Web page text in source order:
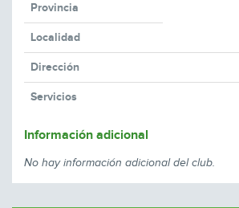
Provincia
Localidad
Dirección
Servicios
Información adicional
No hay información adicional del club.